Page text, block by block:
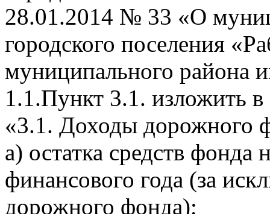
28.01.2014 № 33 «О
городского поселения
муниципального района
1.1.Пункт 3.1. изложить
«3.1. Доходы дорожного
а) остатка средств фонда
финансового года (за
дорожного фонда);